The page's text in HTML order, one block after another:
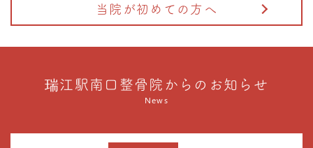
当院が初めての方へ
瑞江駅南口整骨院からのお知らせ
News